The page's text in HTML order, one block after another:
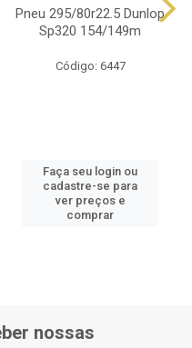
Pneu 295/80r22.5 Dunlop
Sp320 154/149m
Código: 6447
Faça seu login ou
cadastre-se para
ver preços e
comprar
nossas